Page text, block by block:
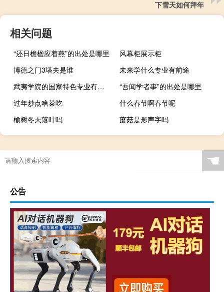
下雪天如何拜年
相关问题
“还日檐楹应着燕”的出处是哪里
风幕柜展示柜
博德之门3塔夫是谁
未来学什么专业有前途
武夷学院的国家特色专业有哪些
“吾闻学者事”的出处是哪里
过年炒点啥菜吃
什么春节啊春节呢
榆树冬天落叶吗
蘑菇是形声字吗
☚
公告